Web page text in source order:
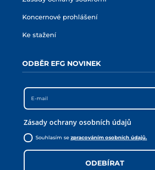
Koncernové prohlášení
Ke stažení
ODBĚR EFG NOVINEK
Zásady ochrany osobních údajů
Souhlasím se zpracováním osobních údajů.
ODEBÍRAT